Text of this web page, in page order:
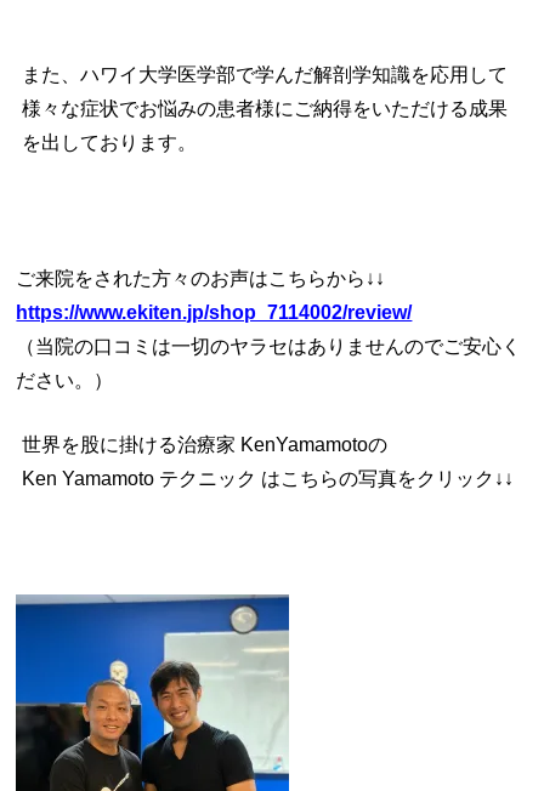
また、ハワイ大学医学部で学んだ解剖学知識を応用して
様々な症状でお悩みの患者様にご納得をいただける成果
を出しております。
ご来院をされた方々のお声はこちらから↓↓
https://www.ekiten.jp/shop_7114002/review/
（当院の口コミは一切のヤラセはありませんのでご安心く
ださい。）
世界を股に掛ける治療家 KenYamamotoの
Ken Yamamoto テクニック はこちらの写真をクリック↓↓